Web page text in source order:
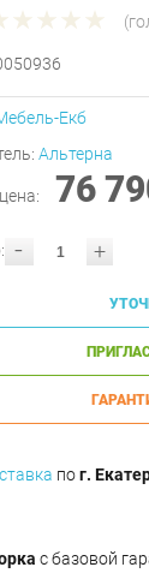
Екб
Альтерна
76
- +
пог.
с базовой